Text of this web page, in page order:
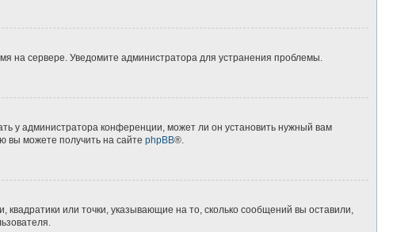
на сервере. Уведомите администратора для устранения проблемы.
у администратора конференции, может ли он установить нужный вам
вы можете получить на сайте phpBB®.
или точки, указывающие на то, сколько сообщений вы оставили,